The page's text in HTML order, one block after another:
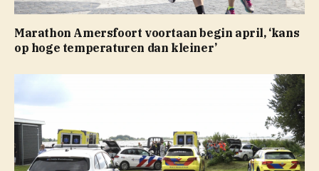
Marathon Amersfoort voortaan begin april, ‘kans
op hoge temperaturen dan kleiner’